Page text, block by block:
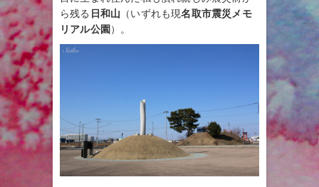
ら残る 日和山 （いずれも現名取市震災メモ
リアル公園 ）。